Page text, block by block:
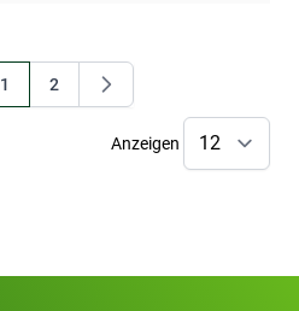
Sie lesen gerade Seite
1
Seite
2
Anzeigen